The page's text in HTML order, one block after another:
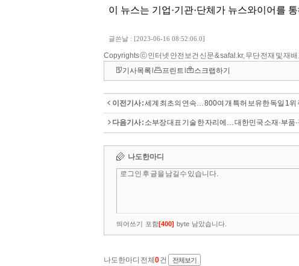
Copyrights ⓒ 인터넷 안전보건 신문 & safal.kr, 무단 전재 및 재배
기사목록
프린트 스크랩하기
이전기사 :세계 최초의 연속… 800여 개 특허 보유한 독일 1
다음기사 : 소부장 대표 기술 한 자리에… 대한민국 소재·부품